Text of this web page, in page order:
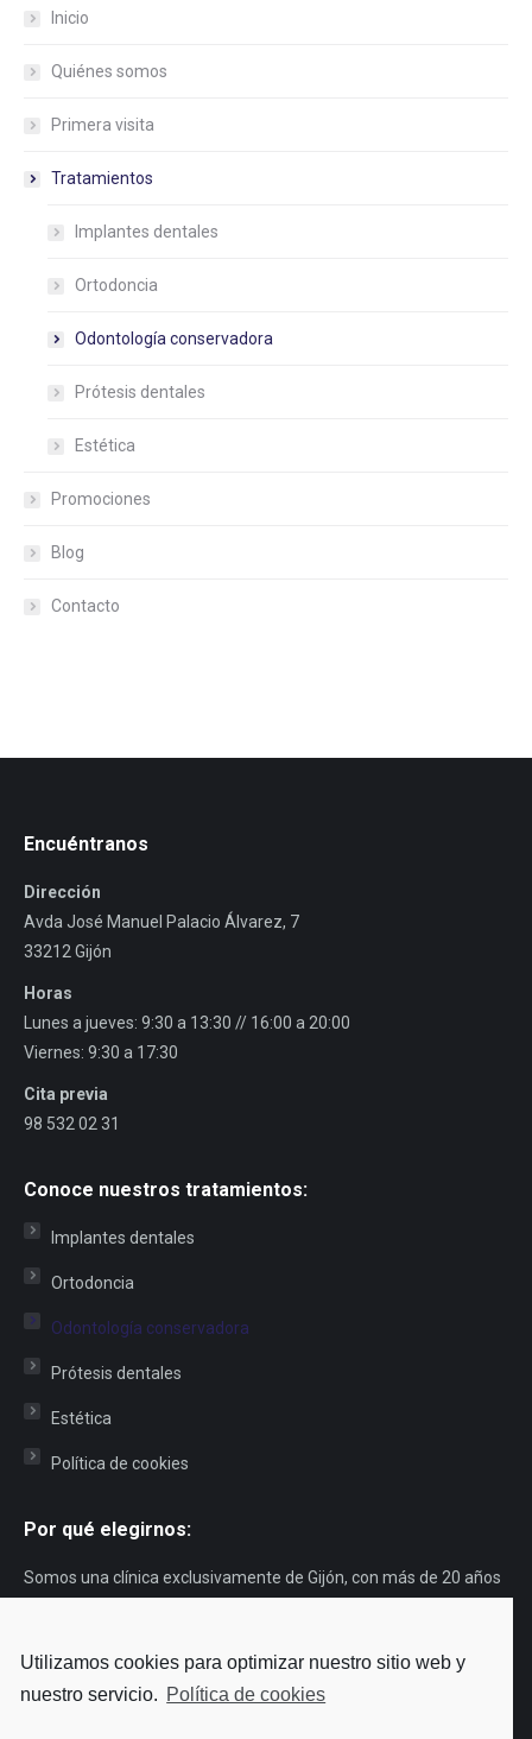
Utilizamos cookies para optimizar nuestro sitio web y
nuestro servicio. Política de cookies
Inicio
Quiénes somos
Primera visita
Tratamientos
Implantes dentales
Ortodoncia
Odontología conservadora
Prótesis dentales
Estética
Promociones
Blog
Contacto
Encuéntranos
Dirección
Avda José Manuel Palacio Álvarez, 7
33212 Gijón
Horas
Lunes a jueves: 9:30 a 13:30 // 16:00 a 20:00
Viernes: 9:30 a 17:30
Cita previa
98 532 02 31
Conoce nuestros tratamientos:
Implantes dentales
Ortodoncia
Odontología conservadora
Prótesis dentales
Estética
Política de cookies
Por qué elegirnos:
Somos una clínica exclusivamente de Gijón, con más de 20 años
siempre”, porque siempre te atenderá el mismo profesional. ¿Te
apetececonocernos?